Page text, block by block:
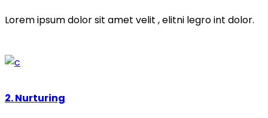
Lorem ipsum dolor sit amet velit , elitni legro int dolor.
2. Nurturing